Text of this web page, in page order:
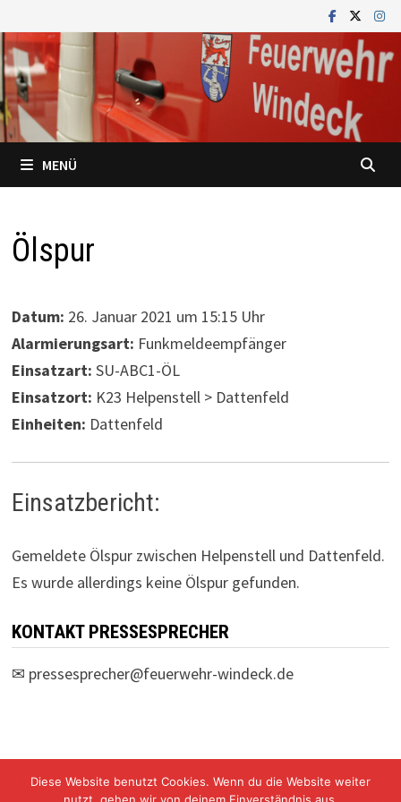
Inhalt
springen
MENÜ
Ölspur
Datum: 26. Januar 2021 um 15:15 Uhr
Alarmierungsart: Funkmeldeempfänger
Einsatzart: SU-ABC1-ÖL
Einsatzort: K23 Helpenstell > Dattenfeld
Einheiten: Dattenfeld
Einsatzbericht:
Gemeldete Ölspur zwischen Helpenstell und Dattenfeld.
Es wurde allerdings keine Ölspur gefunden.
KONTAKT PRESSESPRECHER
✉ pressesprecher@feuerwehr-windeck.de
Diese Website benutzt Cookies. Wenn du die Website weiter